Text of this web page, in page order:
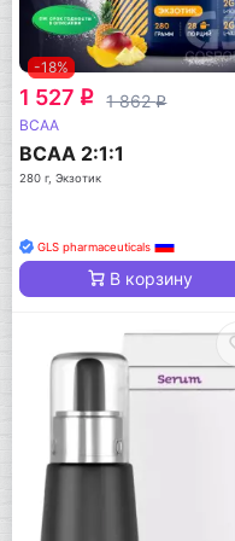
-18%
1 527 q 1 862q
BCAA
BCAA 2:1:1
280 г, Экзотик
GLS pharmaceuticals
В корзину